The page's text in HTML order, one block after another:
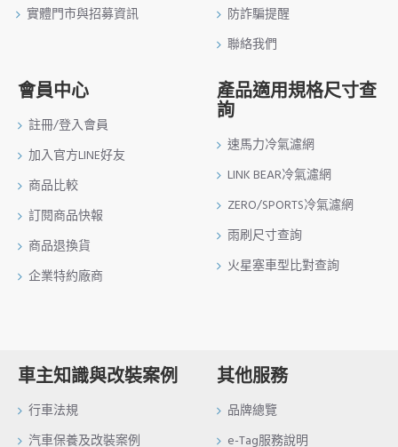
實體門市與招募資訊
防詐騙提醒
聯絡我們
會員中心
註冊/登入會員
加入官方LINE好友
商品比較
訂閱商品快報
商品退換貨
企業特約廠商
產品適用規格尺寸查
詢
速馬力冷氣濾網
LINK BEAR冷氣濾網
ZERO/SPORTS冷氣濾網
雨刷尺寸查詢
火星塞車型比對查詢
車主知識與改裝案例
行車法規
汽車保養及改裝案例
其他服務
品牌總覽
e-Tag服務說明